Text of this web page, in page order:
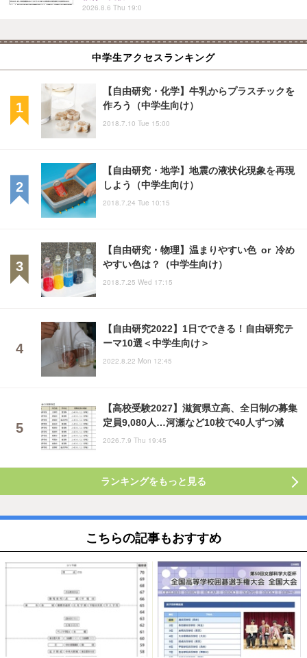
2026.8.6 Thu 19:0
中学生アクセスランキング
【自由研究・化学】牛乳からプラスチックを
作ろう（中学生向け）
2018.7.10 Tue 15:00
【自由研究・地学】地震の液状化現象を再現
しよう（中学生向け）
2018.7.24 Tue 10:15
【自由研究・物理】温まりやすい色 or 冷め
やすい色は？（中学生向け）
2018.7.25 Wed 17:15
【自由研究2022】1日でできる！自由研究テ
ーマ10選＜中学生向け＞
2022.8.22 Mon 12:45
【高校受験2027】滋賀県立高、全日制の募集
定員9,080人…河瀬など10校で40人ずつ減
2026.7.9 Thu 19:45
ランキングをもっと見る
こちらの記事もおすすめ